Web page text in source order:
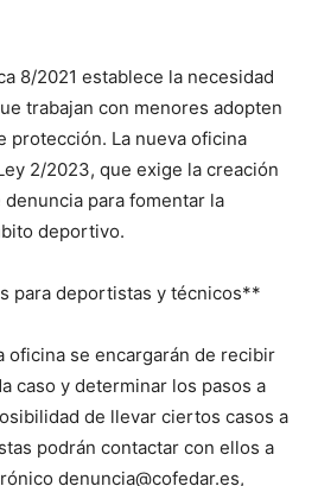
8/2021 establece la necesidad
trabajan con menores adopten
protección. La nueva oficina
2/2023, que exige la creación
para fomentar la
deportivo.
para deportistas y técnicos**
oficina se encargarán de recibir
caso y determinar los pasos a
de llevar ciertos casos a
podrán contactar con ellos a
denuncia@cofedar.es,